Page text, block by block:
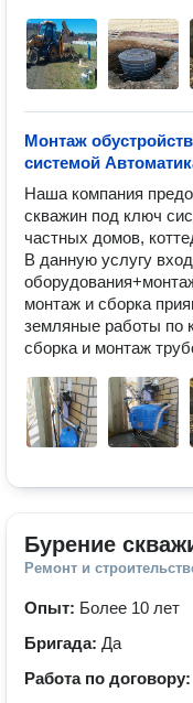
Монтаж
системой
Наша компания
скважин под ключ
частных домов,
В данную услугу
монтаж и сборка
земляные работы по
сборка и монтаж
Бурение
Ремонт и
Опыт: Более 10 лет
Бригада: Да
Работа по договору: